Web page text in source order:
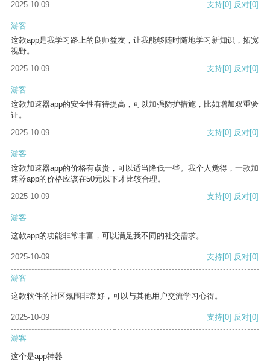
2025-10-09
支持[0] 反对[0]
游客
这款app是我学习路上的良师益友，让我能够随时随地学习新知识，拓宽
视野。
2025-10-09
支持[0] 反对[0]
游客
这款加速器app的安全性有待提高，可以加强防护措施，比如增加双重验
证。
2025-10-09
支持[0] 反对[0]
游客
这款加速器app的价格有点贵，可以适当降低一些。我个人觉得，一款加
速器app的价格应该在50元以下才比较合理。
2025-10-09
支持[0] 反对[0]
游客
这款app的功能非常丰富，可以满足我不同的社交需求。
2025-10-09 支持[0] 反对[0]
游客
这款软件的社区氛围非常好，可以与其他用户交流学习心得。
2025-10-09 支持[0] 反对[0]
游客
这个是app神器